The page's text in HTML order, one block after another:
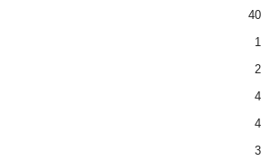
40
1
2
4
4
3